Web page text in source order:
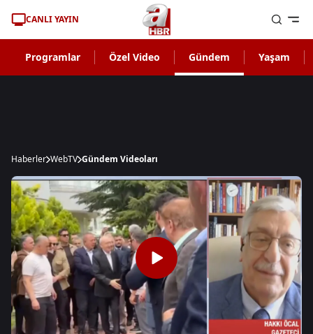
CANLI YAYIN
Programlar Özel Video Gündem Yaşam
Haberler WebTV Gündem Videoları